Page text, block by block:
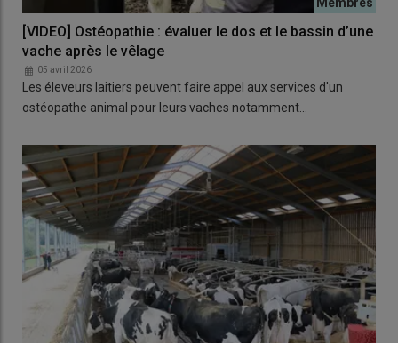
[VIDEO] Ostéopathie : évaluer le dos et le bassin d’une
vache après le vêlage
05 avril 2026
Les éleveurs laitiers peuvent faire appel aux services d'un
ostéopathe animal pour leurs vaches notamment…